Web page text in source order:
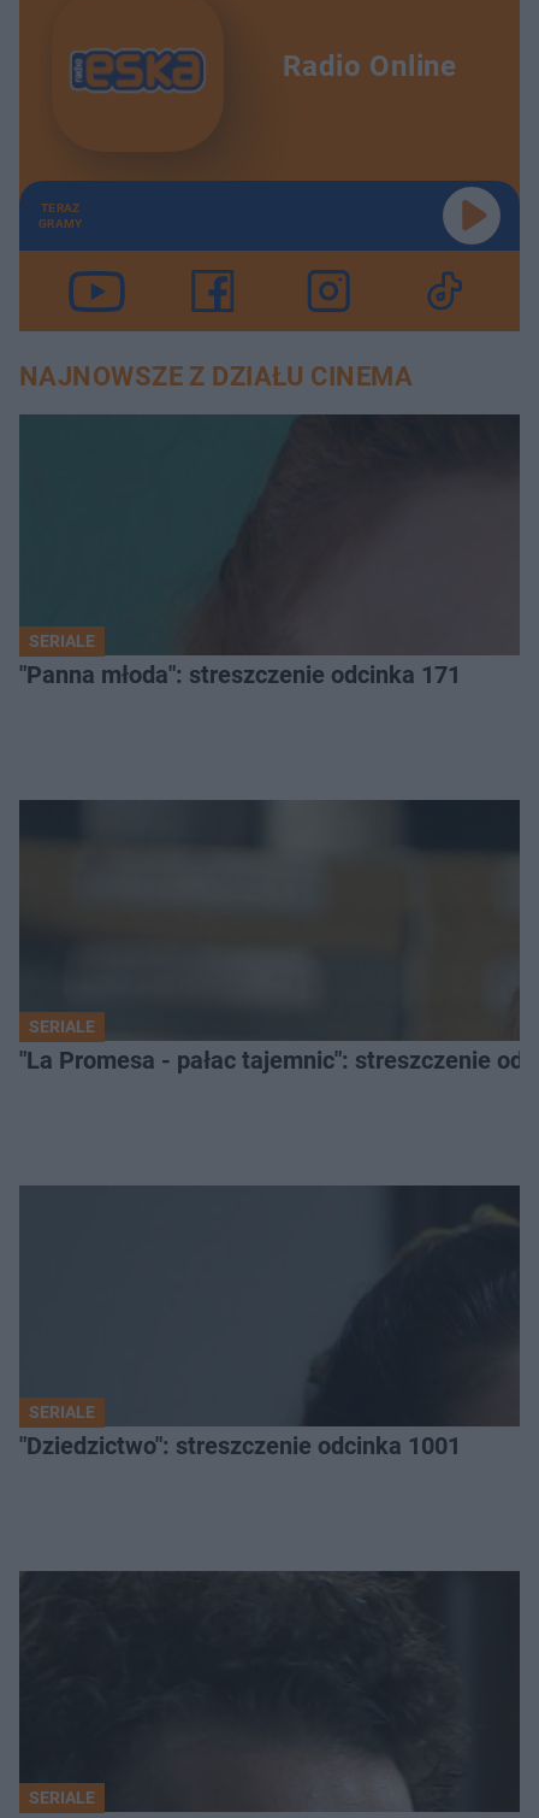
Radio Online
TERAZ
GRAMY
NAJNOWSZE Z DZIAŁU CINEMA
SERIALE
"Panna młoda": streszczenie odcinka 171
SERIALE
"La Promesa - pałac tajemnic": streszczenie
SERIALE
"Dziedzictwo": streszczenie odcinka 1001
SERIALE